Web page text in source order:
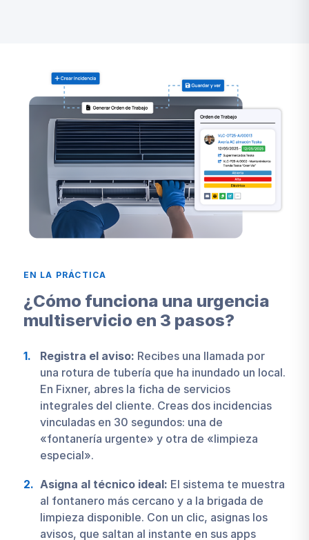
EN LA PRÁCTICA
¿Cómo funciona una urgencia
multiservicio en 3 pasos?
Registra el aviso: Recibes una llamada por
una rotura de tubería que ha inundado un local.
En Fixner, abres la ficha de servicios
integrales del cliente. Creas dos incidencias
vinculadas en 30 segundos: una de
«fontanería urgente» y otra de «limpieza
especial».
Asigna al técnico ideal: El sistema te muestra
al fontanero más cercano y a la brigada de
limpieza disponible. Con un clic, asignas los
avisos, que saltan al instante en sus apps